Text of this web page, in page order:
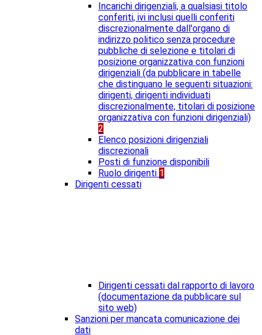
Incarichi dirigenziali, a qualsiasi titolo
conferiti, ivi inclusi quelli conferiti
discrezionalmente dall'organo di
indirizzo politico senza procedure
pubbliche di selezione e titolari di
posizione organizzativa con funzioni
dirigenziali (da pubblicare in tabelle
che distinguano le seguenti situazioni:
dirigenti, dirigenti individuati
discrezionalmente, titolari di posizione
organizzativa con funzioni dirigenziali)
2
Elenco posizioni dirigenziali
discrezionali
Posti di funzione disponibili
Ruolo dirigenti 1
Dirigenti cessati
Dirigenti cessati dal rapporto di lavoro
(documentazione da pubblicare sul
sito web)
Sanzioni per mancata comunicazione dei
dati